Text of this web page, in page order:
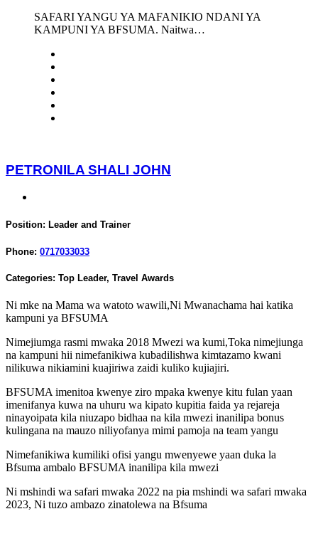
SAFARI YANGU YA MAFANIKIO NDANI YA
KAMPUNI YA BFSUMA. Naitwa…
PETRONILA SHALI JOHN
Position: Leader and Trainer
Phone: 0717033033
Categories: Top Leader, Travel Awards
Ni mke na Mama wa watoto wawili,Ni Mwanachama hai katika
kampuni ya BFSUMA
Nimejiumga rasmi mwaka 2018 Mwezi wa kumi,Toka nimejiunga
na kampuni hii nimefanikiwa kubadilishwa kimtazamo kwani
nilikuwa nikiamini kuajiriwa zaidi kuliko kujiajiri.
BFSUMA imenitoa kwenye ziro mpaka kwenye kitu fulan yaan
imenifanya kuwa na uhuru wa kipato kupitia faida ya rejareja
ninayoipata kila niuzapo bidhaa na kila mwezi inanilipa bonus
kulingana na mauzo niliyofanya mimi pamoja na team yangu
Nimefanikiwa kumiliki ofisi yangu mwenyewe yaan duka la
Bfsuma ambalo BFSUMA inanilipa kila mwezi
Ni mshindi wa safari mwaka 2022 na pia mshindi wa safari mwaka
2023, Ni tuzo ambazo zinatolewa na Bfsuma